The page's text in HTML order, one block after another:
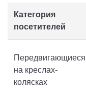
Категория
посетителей
Передвигающиеся
на креслах-
колясках